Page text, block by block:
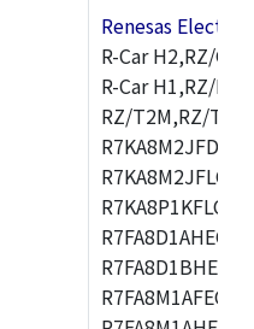
Renesas
R-Car H2,RZ/
R-Car H1,RZ/
RZ/T2M,RZ/